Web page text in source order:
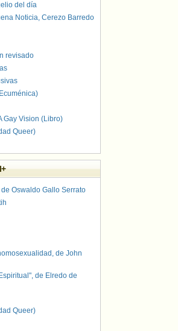
del día
Noticia, Cerezo Barredo
revisado
Gay Vision (Libro)
Queer)
Oswaldo Gallo Serrato
de John
de Elredo de
Queer)